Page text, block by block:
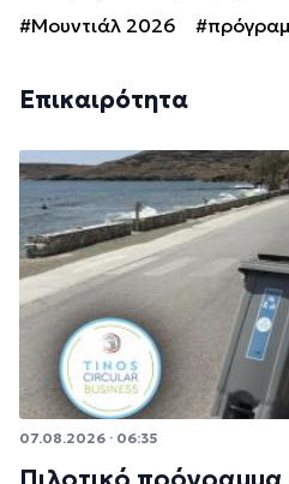
#Μουντιάλ 2026
Επικαιρότητα
07.08.2026 · 06:35